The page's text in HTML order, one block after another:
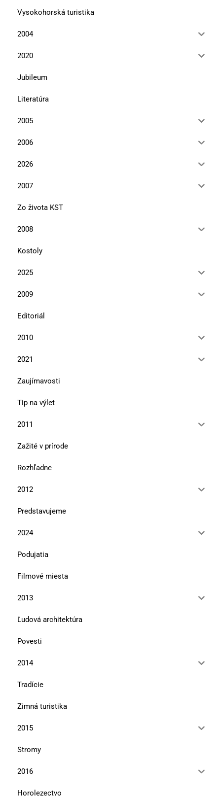
Vysokohorská turistika
2004
2020
Jubileum
Literatúra
2005
2006
2026
2007
Zo života KST
2008
Kostoly
2025
2009
Editoriál
2010
2021
Zaujímavosti
Tip na výlet
2011
Zažité v prírode
Rozhľadne
2012
Predstavujeme
2024
Podujatia
Filmové miesta
2013
Ľudová architektúra
Povesti
2014
Tradície
Zimná turistika
2015
Stromy
2016
Horolezectvo